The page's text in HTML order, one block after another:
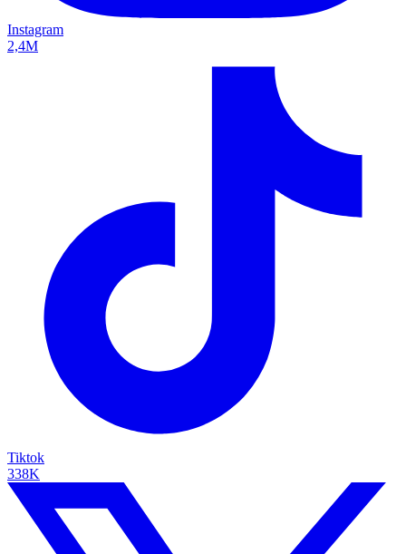
Instagram
2,4M
Tiktok
338K